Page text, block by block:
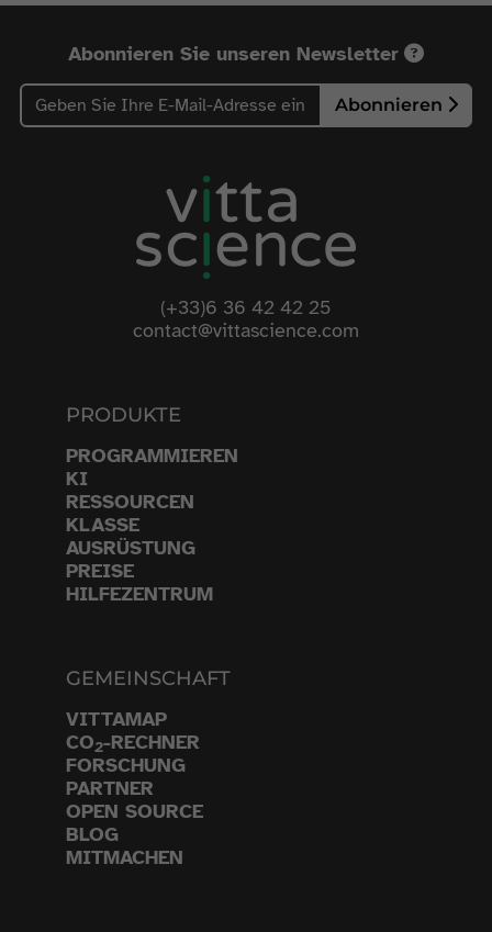
Abonnieren Sie unseren Newsletter
Abonnieren
(+33)6 36 42 42 25
contact@vittascience.com
PRODUKTE
PROGRAMMIEREN
KI
RESSOURCEN
KLASSE
AUSRÜSTUNG
PREISE
HILFEZENTRUM
GEMEINSCHAFT
VITTAMAP
CO2-RECHNER
FORSCHUNG
PARTNER
OPEN SOURCE
BLOG
MITMACHEN